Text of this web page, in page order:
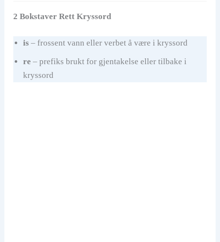
2 Bokstaver Rett Kryssord
is – frossent vann eller verbet å være i kryssord
re – prefiks brukt for gjentakelse eller tilbake i
kryssord